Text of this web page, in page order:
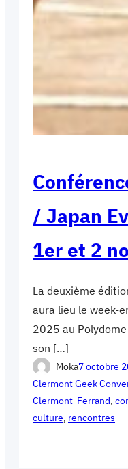
/ Japan
1er et 2
La deuxième
aura lieu le week-
2025 au
son […]
Moka7 octobre
Clermont Geek
Clermont-Ferrand,
culture, rencontres